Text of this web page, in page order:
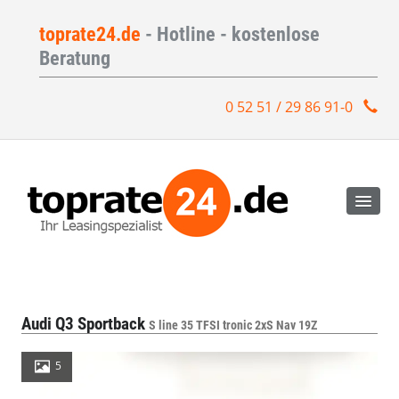
toprate24.de - Hotline - kostenlose
Beratung
0 52 51 / 29 86 91-0
Audi Q3 Sportback S line 35 TFSI tronic 2xS Nav 19Z
5